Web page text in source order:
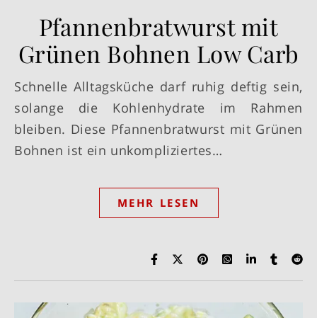
Pfannenbratwurst mit
Grünen Bohnen Low Carb
Schnelle Alltagsküche darf ruhig deftig sein,
solange die Kohlenhydrate im Rahmen
bleiben. Diese Pfannenbratwurst mit Grünen
Bohnen ist ein unkompliziertes…
MEHR LESEN